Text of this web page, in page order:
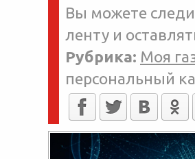
Вы можете
ленту и
Рубрика: Моя
персональный